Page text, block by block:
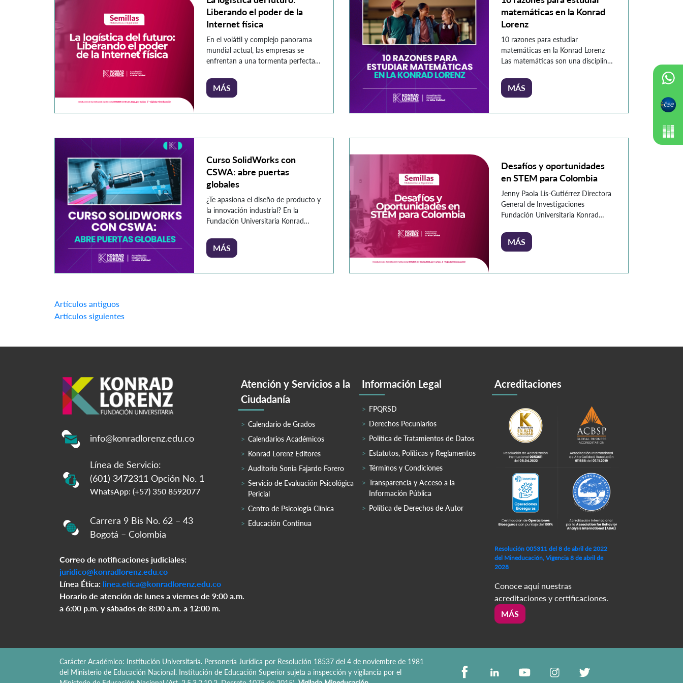
Liberando el poder de la
Internet física
En el volátil y complejo panorama
mundial actual, las empresas se
enfrentan a una tormenta perfecta
rentabilidad, la competitividad y la
resistencia. La escalada de las
proteccionistas han provocado un
mayor incertidumbre en el comercio
MÁS
matemáticas en la Konrad
Lorenz
10 razones para estudiar
matemáticas en la Konrad Lorenz
Las matemáticas son una disciplina
científico y tecnológico. En la
Fundación Universitaria Konrad
solo abre puertas a diversos campos
permite el desarrollo de habilidades
MÁS
Curso SolidWorks con
CSWA: abre puertas
globales
¿Te apasiona el diseño de producto y
la innovación industrial? En la
Fundación Universitaria Konrad
Diseño Industrial Personalizado de
SolidWorks – CSWA, que te brinda
certificación internacional que la
MÁS
Desafíos y oportunidades
en STEM para Colombia
Jenny Paola Lis-Gutiérrez Directora
General de Investigaciones
Fundación Universitaria Konrad
Docente Investigadora Líder del
Semillero en Analítica de Datos
MÁS
Navegación
de
Artículos antiguos
Artículos siguientes
info@konradlorenz.edu.co
Línea de Servicio:
(601) 3472311 Opción No. 1
WhatsApp: (+57) 350 8592077
Carrera 9 Bis No. 62 – 43
Bogotá – Colombia
Correo de notificaciones judiciales:
juridico@konradlorenz.edu.co
Línea Ética: linea.etica@konradlorenz.edu.co
Horario de atención de lunes a viernes de 9:00 a.m.
a 6:00 p.m. y sábados de 8:00 a.m. a 12:00 m.
Atención y Servicios a la
Ciudadanía
Calendario de Grados
Calendarios Académicos
Konrad Lorenz Editores
Auditorio Sonia Fajardo Forero
Servicio de Evaluación Psicológica
Pericial
Centro de Psicología Clínica
Educación Continua
Información Legal
FPQRSD
Derechos Pecuniarios
Política de Tratamientos de Datos
Estatutos, Políticas y Reglamentos
Términos y Condiciones
Transparencia y Acceso a la
Información Pública
Política de Derechos de Autor
Acreditaciones
Resolución 005311 del 8 de abril de 2022
del Mineducación, Vigencia 8 de abril de
2028
Conoce aquí nuestras
acreditaciones y certificaciones.
MÁS
Carácter Académico: Institución Universitaria. Personería Jurídica por Resolución 18537 del 4 de noviembre de 1981
del Ministerio de Educación Nacional. Institución de Educación Superior sujeta a inspección y vigilancia por el